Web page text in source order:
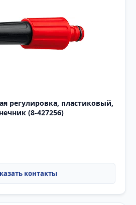
регулировка, пластиковый,
(8-427256)